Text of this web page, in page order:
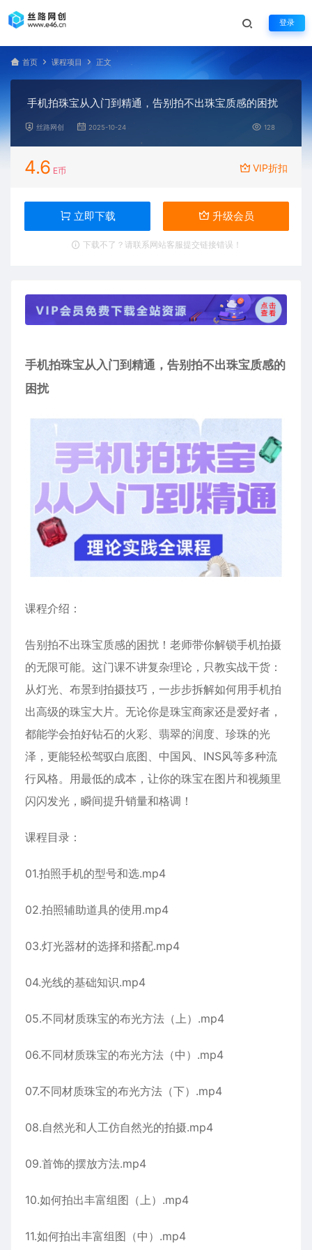
登录
首页 课程项目 正文
手机拍珠宝从入门到精通，告别拍不出珠宝质感的困扰
丝路网创 2025-10-24 128
4.6 E币 VIP折扣
立即下载 升级会员
下载不了？请联系网站客服提交链接错误！
手机拍珠宝从入门到精通，告别拍不出珠宝质感的
困扰
课程介绍：
告别拍不出珠宝质感的困扰！老师带你解锁手机拍摄
的无限可能。这门课不讲复杂理论，只教实战干货：
从灯光、布景到拍摄技巧，一步步拆解如何用手机拍
出高级的珠宝大片。无论你是珠宝商家还是爱好者，
都能学会拍好钻石的火彩、翡翠的润度、珍珠的光
泽，更能轻松驾驭白底图、中国风、INS风等多种流
行风格。用最低的成本，让你的珠宝在图片和视频里
闪闪发光，瞬间提升销量和格调！
课程目录：
01.拍照手机的型号和选.mp4
02.拍照辅助道具的使用.mp4
03.灯光器材的选择和搭配.mp4
04.光线的基础知识.mp4
05.不同材质珠宝的布光方法（上）.mp4
06.不同材质珠宝的布光方法（中）.mp4
07.不同材质珠宝的布光方法（下）.mp4
08.自然光和人工仿自然光的拍摄.mp4
09.首饰的摆放方法.mp4
10.如何拍出丰富组图（上）.mp4
11.如何拍出丰富组图（中）.mp4